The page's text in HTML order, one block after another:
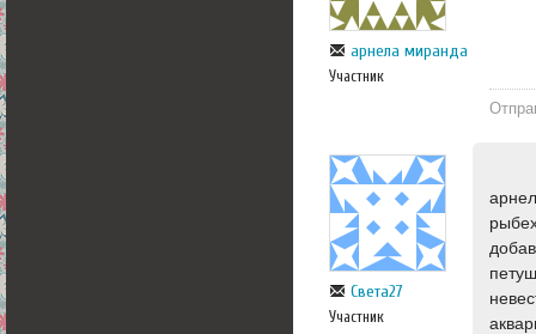
арнела миранда
Участник
Света27
Участник